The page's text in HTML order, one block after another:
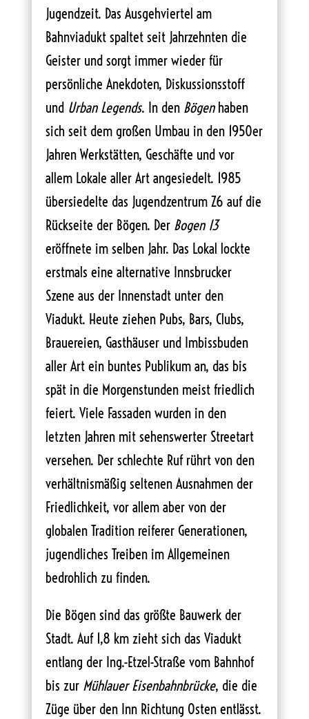
Jugendzeit. Das Ausgehviertel am
Bahnviadukt spaltet seit Jahrzehnten die
Geister und sorgt immer wieder für
persönliche Anekdoten, Diskussionsstoff
und Urban Legends. In den Bögenhaben
sich seit dem großen Umbau in den 1950er
Jahren Werkstätten, Geschäfte und vor
allem Lokale aller Art angesiedelt. 1985
übersiedelte das Jugendzentrum Z6 auf die
Rückseite der Bögen. Der Bogen 13
eröffnete im selben Jahr. Das Lokal lockte
erstmals eine alternative Innsbrucker
Szene aus der Innenstadt unter den
Viadukt. Heute ziehen Pubs, Bars, Clubs,
Brauereien, Gasthäuser und Imbissbuden
aller Art ein buntes Publikum an, das bis
spät in die Morgenstunden meist friedlich
feiert. Viele Fassaden wurden in den
letzten Jahren mit sehenswerter Streetart
versehen. Der schlechte Ruf rührt von den
verhältnismäßig seltenen Ausnahmen der
Friedlichkeit, vor allem aber von der
globalen Tradition reiferer Generationen,
jugendliches Treiben im Allgemeinen
bedrohlich zu finden.
Die Bögen sind das größte Bauwerk der
Stadt. Auf 1,8 km zieht sich das Viadukt
entlang der Ing.-Etzel-Straße vom Bahnhof
bis zur Mühlauer Eisenbahnbrücke, die die
Züge über den Inn Richtung Osten entlässt.